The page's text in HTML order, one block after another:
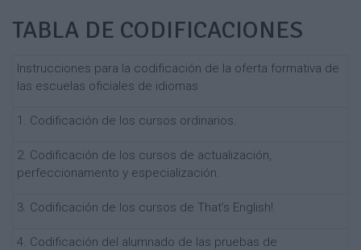
TABLA DE CODIFICACIONES
Instrucciones para la codificación de la oferta formativa de
las escuelas oficiales de idiomas
1. Codificación de los cursos ordinarios.
2. Codificación de los cursos de actualización,
perfeccionamento y especialización.
3. Codificación de los cursos de That’s English!.
4. Codificación del alumnado de las pruebas de